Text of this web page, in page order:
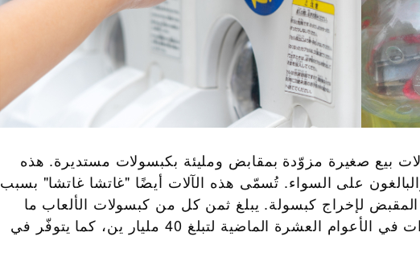
بيع صغيرة مزوّدة بمقابض ومليئة بكبسولات مستديرة. هذه
على السواء. تُسمّى هذه الآلات أيضًا "غاتشا غاتشا" بسبب
لإخراج كبسولة. يبلغ ثمن كل من كبسولات الألعاب ما
بين 100 إلى 500 ين، وارتفعت مبيعاتها 1,5 مرات في الأعوام العشرة الماضية لتبلغ 40 مليار ين، كما يتوفّر في